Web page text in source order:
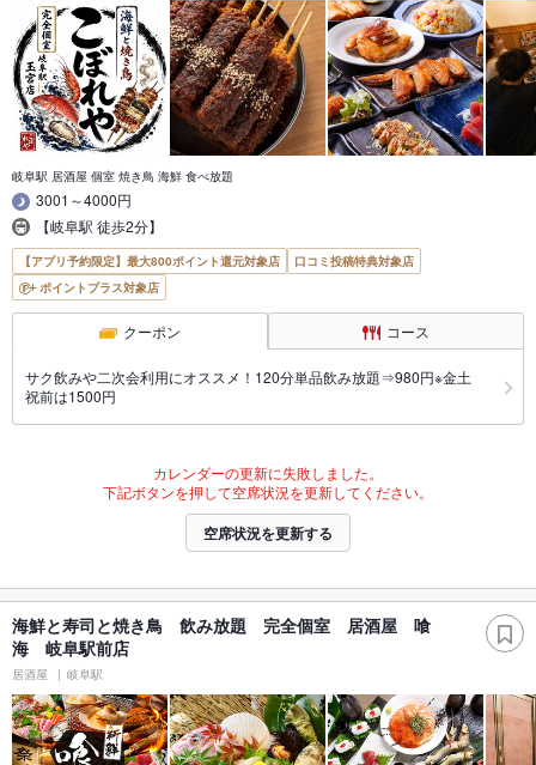
岐阜駅 居酒屋 個室 焼き鳥 海鮮 食べ放題
3001～4000円
【岐阜駅 徒歩2分】
【アプリ予約限定】最大800ポイント還元対象店
口コミ投稿特典対象店
ポイントプラス対象店
クーポン コース
サク飲みや二次会利用にオススメ！120分単品飲み放題⇒980円※金土
祝前は1500円
カレンダーの更新に失敗しました。
下記ボタンを押して空席状況を更新してください。
空席状況を更新する
海鮮と寿司と焼き鳥 飲み放題 完全個室 居酒屋 喰
海 岐阜駅前店
居酒屋 岐阜駅